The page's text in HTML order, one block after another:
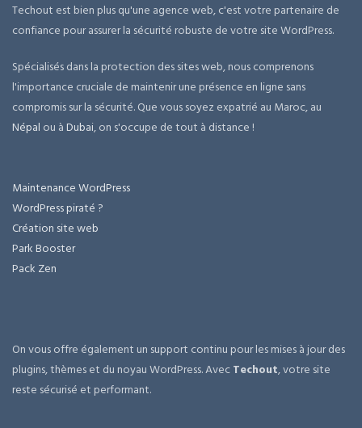
Techout est bien plus qu'une agence web, c'est votre partenaire de
confiance pour assurer la sécurité robuste de votre site WordPress.
Spécialisés dans la protection des sites web, nous comprenons
l'importance cruciale de maintenir une présence en ligne sans
compromis sur la sécurité. Que vous soyez expatrié au Maroc, au
Népal ou àDubai, on s'occupe de tout à distance !
Maintenance WordPress
WordPress piraté ?
Création site web
Park Booster
Pack Zen
On vous offre également un support continu pour les mises à jour des
plugins, thèmes et du noyau WordPress. AvecTechout, votre site
reste sécurisé et performant.